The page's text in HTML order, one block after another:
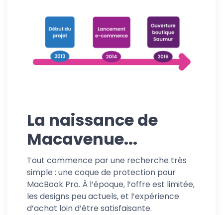
La naissance de
Macavenue...
Tout commence par une recherche très
simple : une coque de protection pour
MacBook Pro. À l’époque, l’offre est limitée,
les designs peu actuels, et l’expérience
d’achat loin d’être satisfaisante.